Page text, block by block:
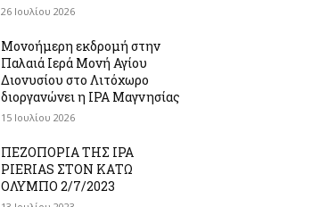
26 Ιουλίου 2026
Μονοήμερη εκδρομή στην
Παλαιά Ιερά Μονή Αγίου
Διονυσίου στο Λιτόχωρο
διοργανώνει η IPA Μαγνησίας
15 Ιουλίου 2026
ΠΕΖΟΠΟΡΙΑ ΤΗΣ IPA
PIERIAS ΣΤΟΝ ΚΑΤΩ
ΟΛΥΜΠΟ 2/7/2023